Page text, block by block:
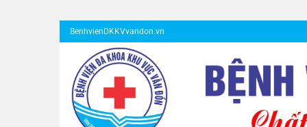
Bỏ
qua
dung
BenhvienDKKVvandon.vn